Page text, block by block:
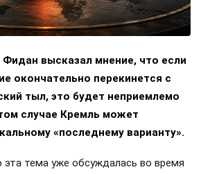
высказал мнение, что если
окончательно перекинется с
тыл, это будет неприемлемо
случае Кремль может
«последнему варианту».
тема уже обсуждалась во время